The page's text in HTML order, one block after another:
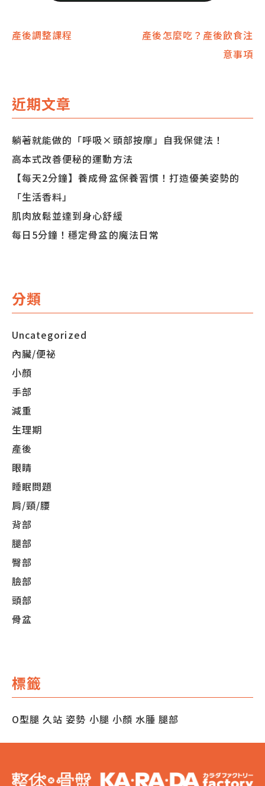
文
覽
產後調整課程
產後怎麼吃？產後飲食注
意事項
近期文章
躺著就能做的「呼吸×頭部按摩」自我保健法！
高本式改善便秘的運動方法
【每天2分鐘】養成骨盆保養習慣！打造優美姿勢的
「生活香料」
肌肉放鬆並達到身心舒緩
每日5分鐘！穩定骨盆的魔法日常
分類
Uncategorized
內臟/便祕
小顏
手部
減重
生理期
產後
眼睛
睡眠問題
肩/頸/腰
背部
腿部
臀部
臉部
頭部
骨盆
標籤
O型腿 久站 姿勢 小腿 小顏 水腫 腿部